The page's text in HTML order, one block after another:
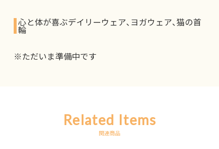
心と体が喜ぶデイリーウェア、ヨガウェア、猫の首
輪
※ただいま準備中です
Related Items
関連商品